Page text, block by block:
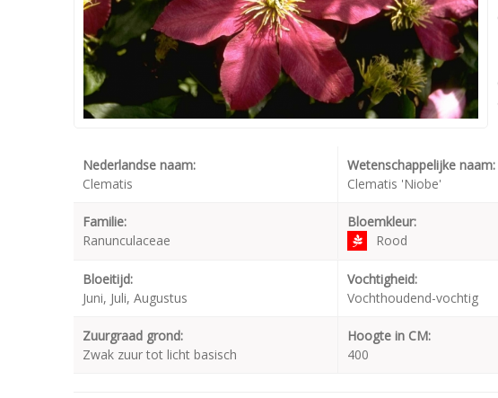
Nederlandse naam:
Clematis
Wetenschappelijke naam:
Clematis 'Niobe'
Familie:
Ranunculaceae
Bloemkleur:
Rood
Bloeitijd:
Juni, Juli, Augustus
Vochtigheid:
Vochthoudend-vochtig
Zuurgraad grond:
Zwak zuur tot licht basisch
Hoogte in CM:
400